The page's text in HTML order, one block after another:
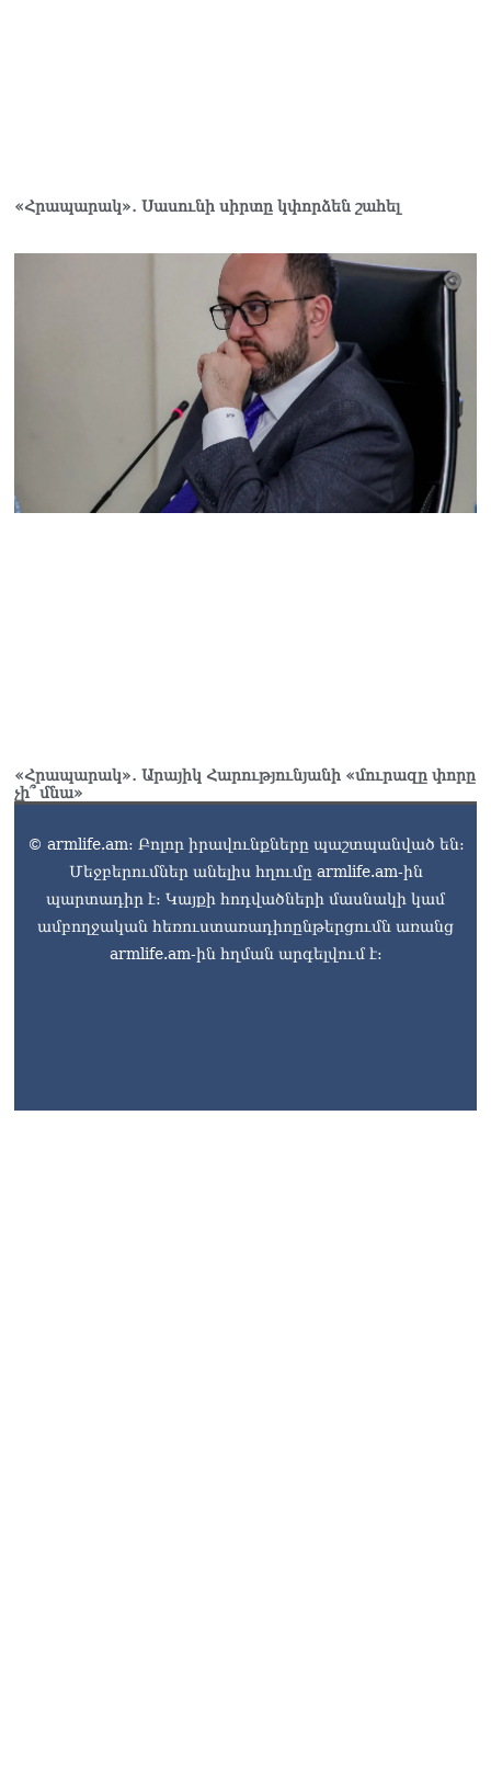
«Հրապարակ»․ Սասունի սիրտը կփորձեն շահել
«Հրապարակ»․ Արայիկ Հարությունյանի «մուրազը փորը
չի՞ մնա»
© armlife.am: Բոլոր իրավունքները պաշտպանված են:
Մեջբերումներ անելիս հղումը armlife.am-ին
պարտադիր է: Կայքի հոդվածների մասնակի կամ
ամբողջական հեռուստառադիոընթերցումն առանց
armlife.am-ին հղման արգելվում է: